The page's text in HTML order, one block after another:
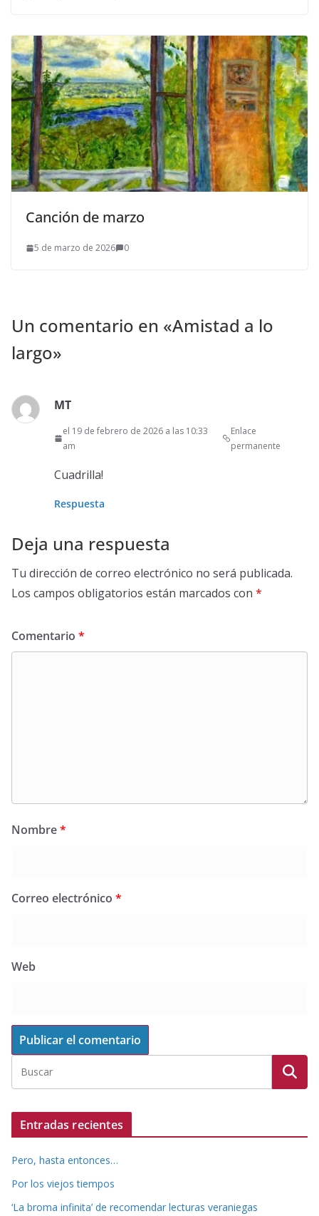
Canción de marzo
5 de marzo de 2026 0
Un comentario en «Amistad a lo
largo»
MT
el 19 de febrero de 2026 a las 10:33
am
Enlace
permanente
Cuadrilla!
Respuesta
Deja una respuesta
Tu dirección de correo electrónico no será publicada.
Los campos obligatorios están marcados con *
Comentario *
Nombre*
Correo electrónico *
Web
Entradas recientes
Pero, hasta entonces…
Por los viejos tiempos
‘La broma infinita’ de recomendar lecturas veraniegas